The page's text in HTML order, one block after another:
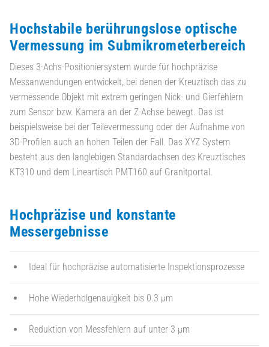
Hochstabile berührungslose optische
Vermessung im Submikrometerbereich
Dieses 3-Achs-Positioniersystem wurde für hochpräzise
Messanwendungen entwickelt, bei denen der Kreuztisch das zu
vermessende Objekt mit extrem geringen Nick- und Gierfehlern
zum Sensor bzw. Kamera an der Z-Achse bewegt. Das ist
beispielsweise bei der Teilevermessung oder der Aufnahme von
3D-Profilen auch an hohen Teilen der Fall. Das XYZ System
besteht aus den langlebigen Standardachsen des Kreuztisches
KT310 und dem Lineartisch PMT160 auf Granitportal.
Hochpräzise und konstante
Messergebnisse
Ideal für hochpräzise automatisierte Inspektionsprozesse
Hohe Wiederholgenauigkeit bis 0.3 µm
Reduktion von Messfehlern auf unter 3 µm